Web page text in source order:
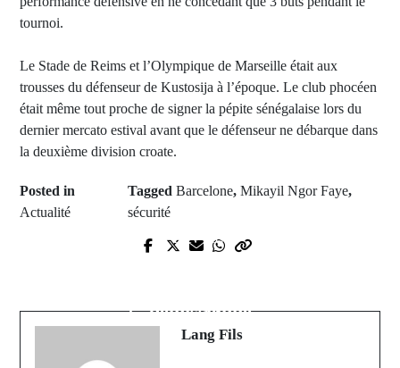
tournoi.
Le Stade de Reims et l’Olympique de Marseille était aux
trousses du défenseur de Kustosija à l’époque. Le club phocéen
était même tout proche de signer la pépite sénégalaise lors du
dernier mercato estival avant que le défenseur ne débarque dans
la deuxième division croate.
Posted in
Actualité
Tagged Barcelone, Mikayil Ngor Faye,
sécurité
Prev Post
activités politiques.....
démissionne
Lang Fils